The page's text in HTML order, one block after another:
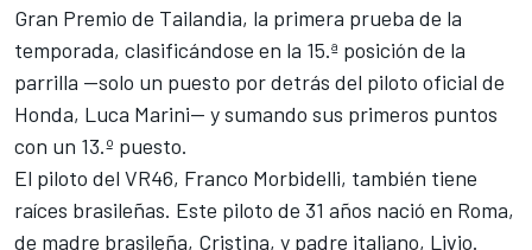
Gran Premio de Tailandia, la primera prueba de la
temporada, clasificándose en la 15.ª posición de la
parrilla —solo un puesto por detrás del piloto oficial de
Honda, Luca Marini— y sumando sus primeros puntos
con un 13.º puesto.
El piloto del VR46, Franco Morbidelli, también tiene
raíces brasileñas. Este piloto de 31 años nació en Roma,
de madre brasileña, Cristina, y padre italiano, Livio.